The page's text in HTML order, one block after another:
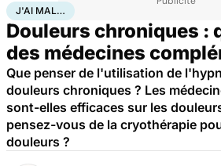
AccueilSanté Maladies
J'AI MAL…
Douleurs chroniques :
des médecines
Que penser de l'utilisation de
douleurs chroniques ? Les
sont-elles efficaces sur les
pensez-vous de la cryothérapie
douleurs ?